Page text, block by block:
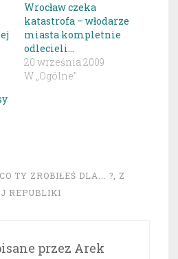
Wrocław czeka
katastrofa – włodarze
miasta kompletnie
odlecieli…
20 września 2009
W „Ogólne"
TY ZROBIŁEŚ DLA... ?, Z
REPUBLIKI
przez Arek